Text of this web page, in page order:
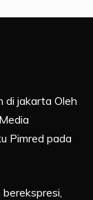
di jakarta Oleh
Pimred pada